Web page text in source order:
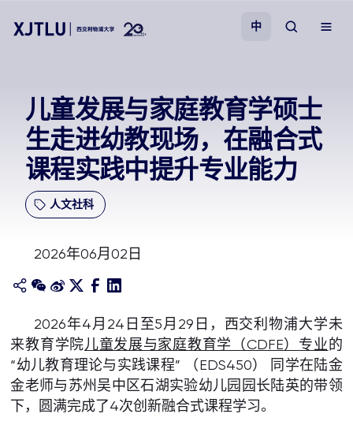
招生
科研
关于我们
中
儿童发展与家庭教育学硕士
生走进幼教现场，在融合式
课程实践中提升专业能力
人文社科
2026年06月02日
2026年4月24日至5月29日，西交利物浦大学未
来教育学院儿童发展与家庭教育学（CDFE）专业的
“幼儿教育理论与实践课程” （EDS450） 同学在陆金
金老师与苏州吴中区石湖实验幼儿园园长陆英的带领
下，圆满完成了4次创新融合式课程学习。